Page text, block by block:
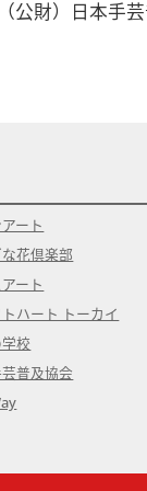
公財）日本手
ート
花倶楽部
ート
ハート トーカイ
校
普及協会